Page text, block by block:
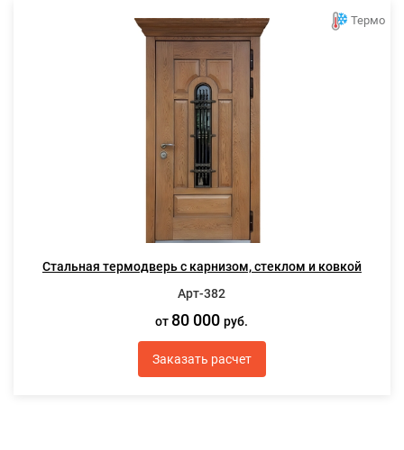
Термо
Стальная термодверь с карнизом, стеклом и ковкой
Арт-382
от 80 000руб.
Заказать расчет